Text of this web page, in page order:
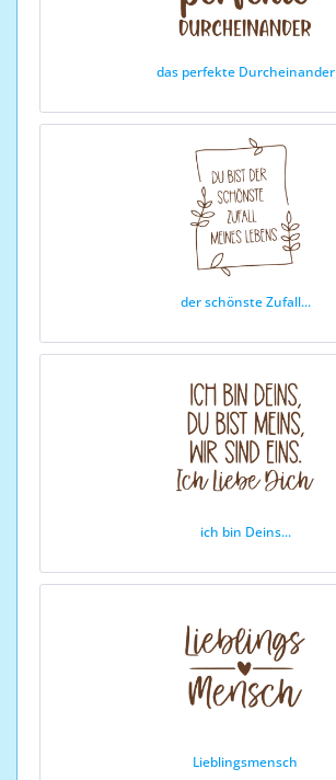
das perfekte Durcheinander
der schönste Zufall...
ich bin Deins...
Lieblingsmensch